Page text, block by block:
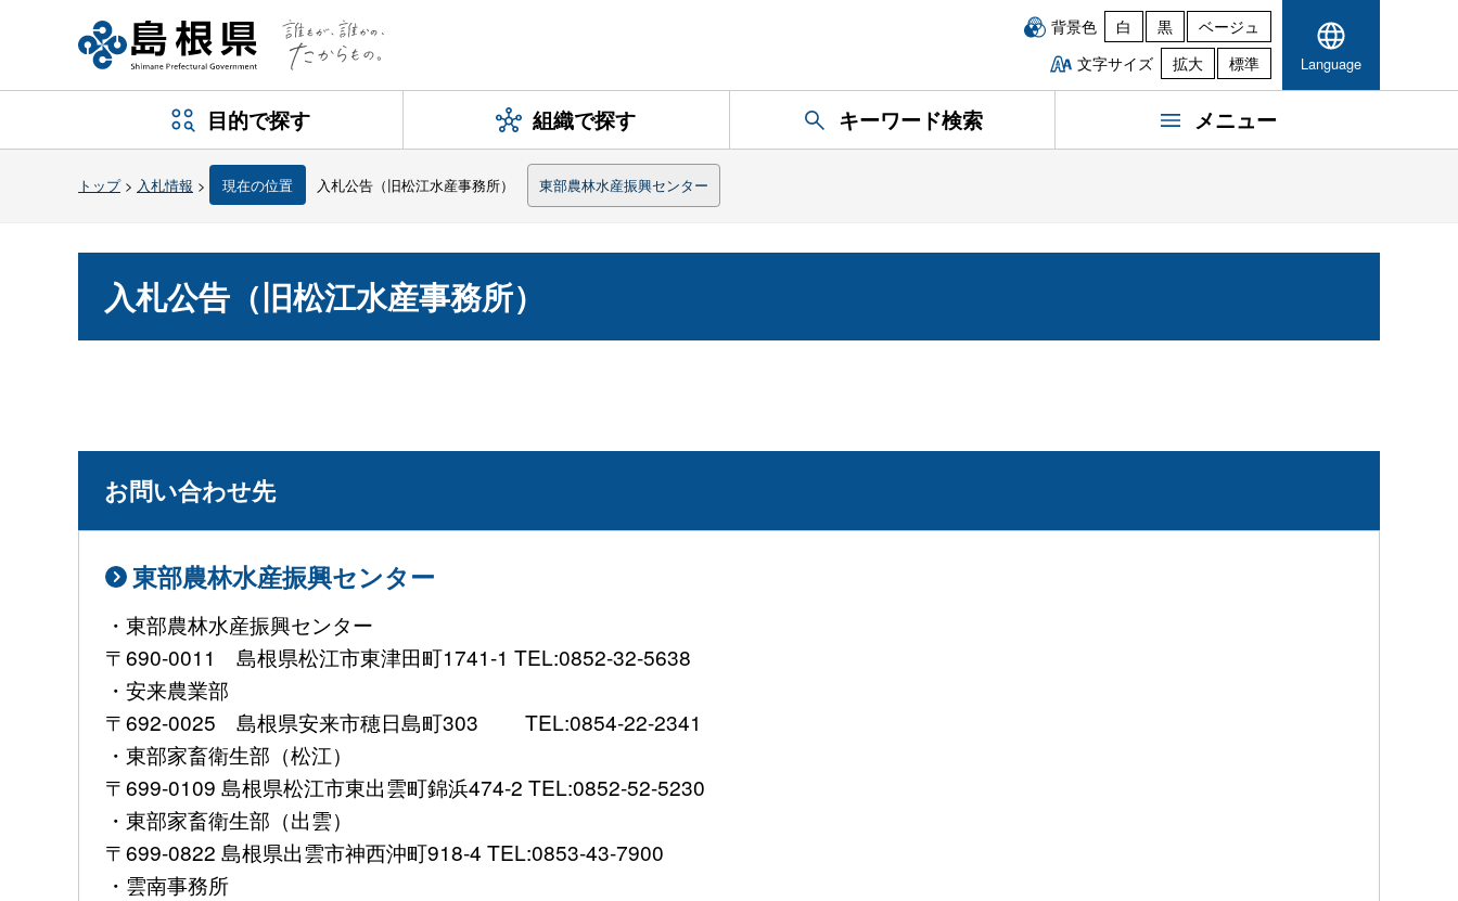
背景色 白 黒
ベージュ
文字サイズ
拡大 標準 Language
目的で探す 組織で探す キーワード検索 メニュー
トップ> 入札情報 > 現在の位置 入札公告（旧松江水産事務所） 東部農林水産振興センター
入札公告（旧松江水産事務所）
お問い合わせ先
東部農林水産振興センター
・東部農林水産振興センター
〒690-0011 島根県松江市東津田町1741-1 TEL:0852-32-5638
・安来農業部
〒692-0025 島根県安来市穂日島町303 TEL:0854-22-2341
・東部家畜衛生部（松江）
〒699-0109 島根県松江市東出雲町錦浜474-2 TEL:0852-52-5230
・東部家畜衛生部（出雲）
〒699-0822 島根県出雲市神西沖町918-4 TEL:0853-43-7900
・雲南事務所